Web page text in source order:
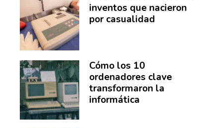
inventos que nacieron
por casualidad
Cómo los 10
ordenadores clave
transformaron la
informática